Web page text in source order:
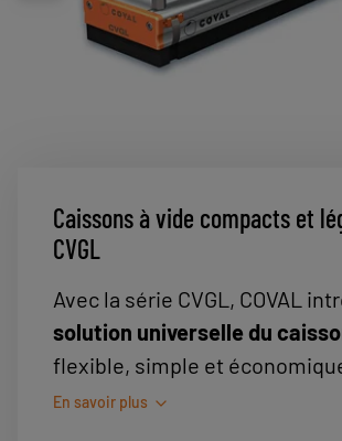
Caissons à vide compacts et
CVGL
Avec la série CVGL, COVAL
solution universelle du
flexible, simple et
La manipulation de pièces de
En savoir plus